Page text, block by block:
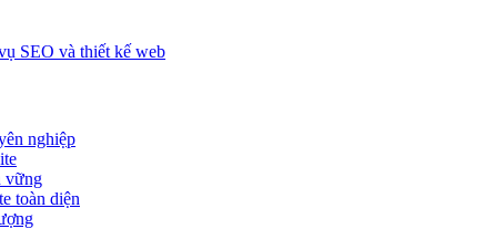
SEO và thiết kế web
nghiệp
vững
toàn diện